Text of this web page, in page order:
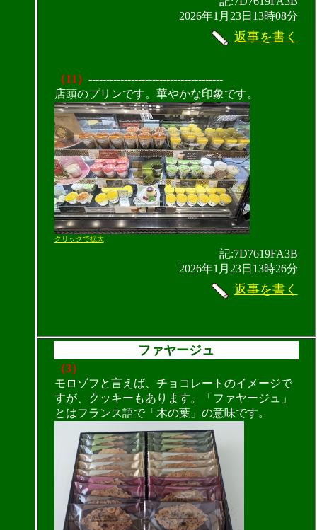
2026年1月23日13時08分
返事を書く
（11） --------------------------------------
店頭のプリンです。華やかな印象です。
クリックで拡大
記:7D7619FA3B
2026年1月23日13時26分
返事を書く
ファヤージュ
（3）
モロゾフと言えば、チョコレートのイメージで
すが、クッキーもあります。「ファヤージュ」
とはフランス語で「木の葉」の意味です。